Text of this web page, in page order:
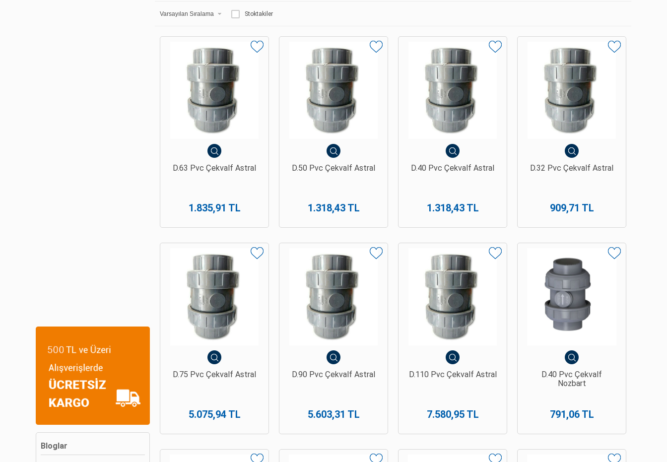
Bloglar
Stoktakiler
D.63 Pvc Çekvalf Astral
1.835,91 TL
D.50 Pvc Çekvalf Astral
1.318,43 TL
D.40 Pvc Çekvalf Astral
1.318,43 TL
D.32 Pvc Çekvalf Astral
909,71 TL
D.75 Pvc Çekvalf Astral
5.075,94 TL
D.90 Pvc Çekvalf Astral
5.603,31 TL
D.110 Pvc Çekvalf Astral
7.580,95 TL
D.40 Pvc Çekvalf
Nozbart
791,06 TL